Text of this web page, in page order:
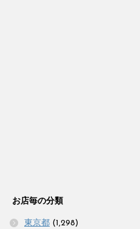
お店毎の分類
東京都 (1,298)